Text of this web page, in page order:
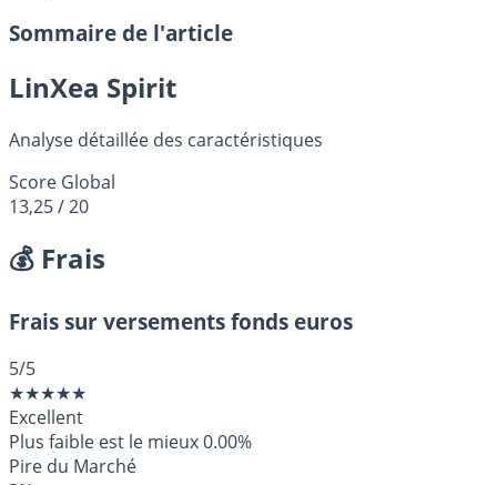
Sommaire de l'article
LinXea Spirit
Analyse détaillée des caractéristiques
Score Global
13,25/ 20
💰 Frais
Frais sur versements fonds euros
5/5
★★★★★
Excellent
Plus faible est le mieux0.00%
Pire du Marché